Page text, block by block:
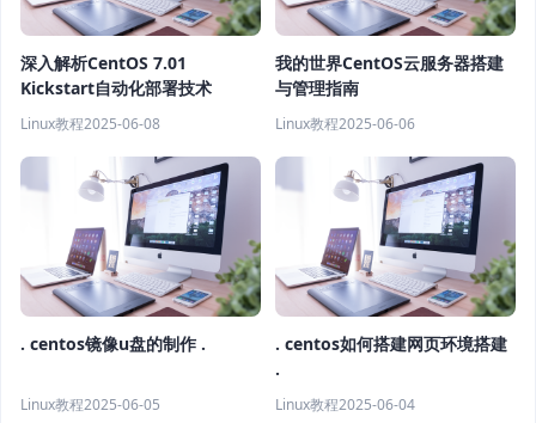
深入解析CentOS 7.01
Kickstart自动化部署技术
Linux教程2025-06-08
我的世界CentOS云服务器搭建
与管理指南
Linux教程2025-06-06
. centos镜像u盘的制作 .
Linux教程2025-06-05
. centos如何搭建网页环境搭建
.
Linux教程2025-06-04